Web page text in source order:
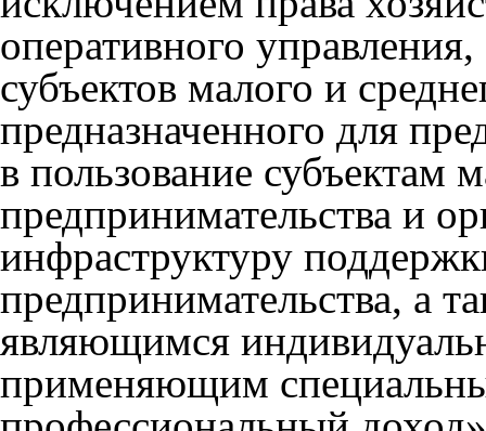
оперативного
субъектов малого и
предназначенного для
в пользование субъектам
предпринимательства и
инфраструктуру
предпринимательства, а
являющимся
применяющим